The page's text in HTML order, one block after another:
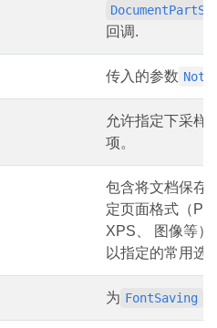
回调.
传入的参数
允许指定下采样
项。
包含将文档保存
定页面格式（
XPS、 图像等）
以指定的常用选
为 FontSaving